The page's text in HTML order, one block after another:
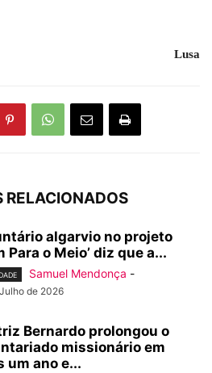
Lusa
RELACIONADOS
algarvio no projeto
Para o Meio’ diz que a...
Samuel Mendonça -
de 2026
Bernardo prolongou o
missionário em
um ano e...